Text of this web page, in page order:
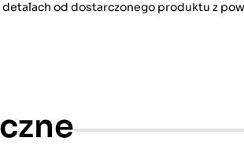
od dostarczonego produktu z